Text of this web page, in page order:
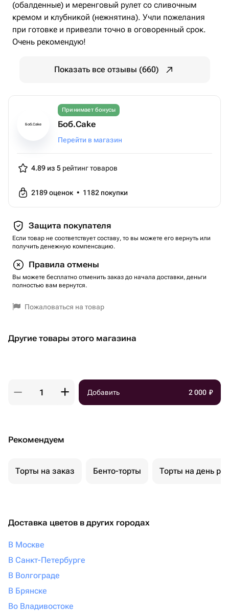
(обалденные) и меренговый рулет со сливочным
кремом и клубникой (нежнятина). Учли пожелания
при готовке и привезли точно в оговоренный срок.
Очень рекомендую!
Показать все отзывы (660)
Боб.Cake
Принимает бонусы
Боб.Cake
Перейти в магазин
4.89 из 5 рейтинг товаров
2189оценок • 1182 покупки
Защита покупателя
Если товар не соответствует составу, то вы можете его вернуть или
получить денежную компенсацию.
Правила отмены
Вы можете бесплатно отменить заказ до начала доставки, деньги
полностью вам вернутся.
Пожаловаться на товар
Другие товары этого магазина
Добавить 2 000 ₽
Рекомендуем
Торты на заказ Бенто-торты Торты на день
Доставка цветов в других городах
В Москве
В Санкт-Петербурге
В Волгограде
В Брянске
Во Владивостоке